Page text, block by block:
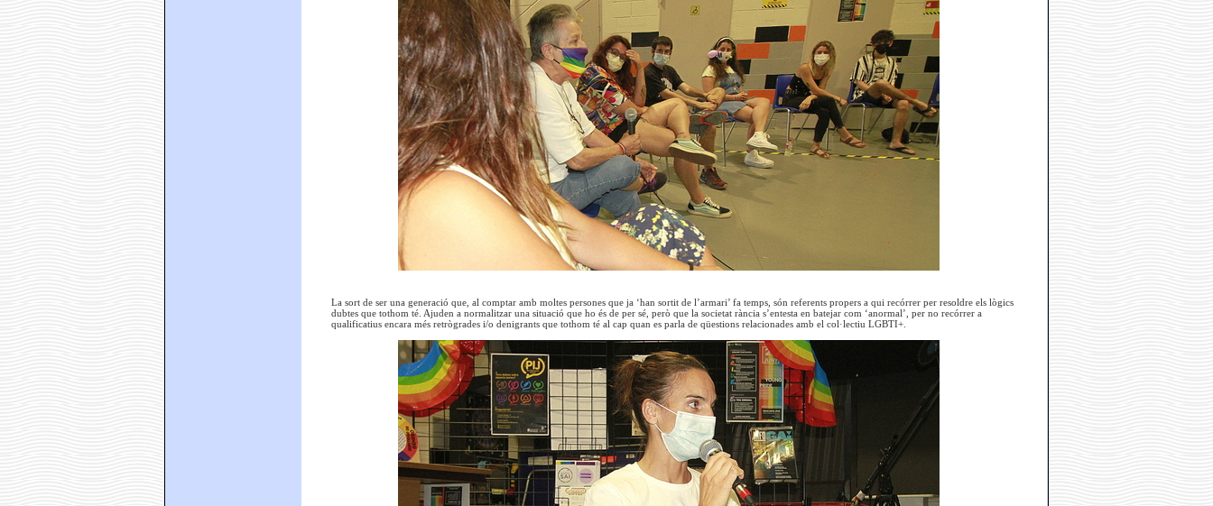
La sort de ser una generació que, al comptar amb moltes persones que ja ‘han sortit de l’armari’ fa temps, són referents propers a qui recórrer per resoldre els lògics
dubtes que tothom té. Ajuden a normalitzar una situació que ho és de per sé, però que la societat rància s’entesta en batejar com ‘anormal’, per no recórrer a
qualificatius encara més retrògrades i/o denigrants que tothom té al cap quan es parla de qüestions relacionades amb el col·lectiu LGBTI+.